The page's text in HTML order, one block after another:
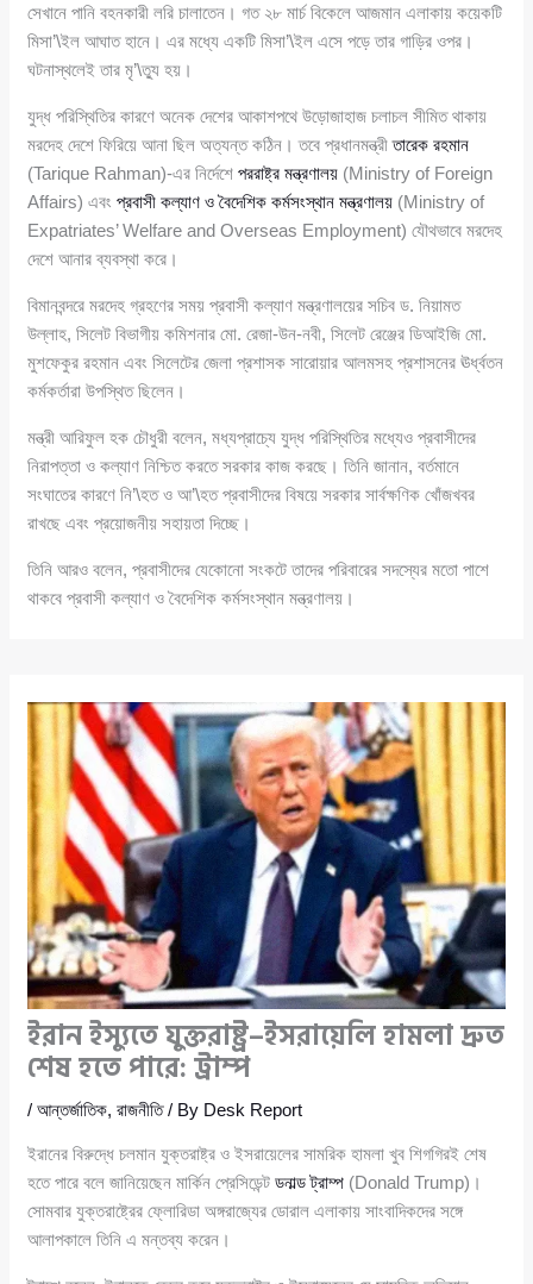
সেখানে পানি বহনকারী লরি চালাতেন। গত ২৮ মার্চ বিকেলে আজমান এলাকায় কয়েকটি
মিসা’\ইল আঘাত হানে। এর মধ্যে একটি মিসা’\ইল এসে পড়ে তার গাড়ির ওপর।
ঘটনাস্থলেই তার মৃ’\ত্যু হয়।
যুদ্ধ পরিস্থিতির কারণে অনেক দেশের আকাশপথে উড়োজাহাজ চলাচল সীমিত থাকায়
মরদেহ দেশে ফিরিয়ে আনা ছিল অত্যন্ত কঠিন। তবে প্রধানমন্ত্রীতারেক রহমান
(Tarique Rahman)-এর নির্দেশেপররাষ্ট্র মন্ত্রণালয় (Ministry of Foreign
Affairs) এবংপ্রবাসী কল্যাণ ও বৈদেশিক কর্মসংস্থান মন্ত্রণালয় (Ministry of
Expatriates’ Welfare and Overseas Employment) যৌথভাবে মরদেহ
দেশে আনার ব্যবস্থা করে।
বিমানবন্দরে মরদেহ গ্রহণের সময় প্রবাসী কল্যাণ মন্ত্রণালয়ের সচিব ড. নিয়ামত
উল্লাহ, সিলেট বিভাগীয় কমিশনার মো. রেজা-উন-নবী, সিলেট রেঞ্জের ডিআইজি মো.
মুশফেকুর রহমান এবং সিলেটের জেলা প্রশাসক সারোয়ার আলমসহ প্রশাসনের ঊর্ধ্বতন
কর্মকর্তারা উপস্থিত ছিলেন।
মন্ত্রী আরিফুল হক চৌধুরী বলেন, মধ্যপ্রাচ্যে যুদ্ধ পরিস্থিতির মধ্যেও প্রবাসীদের
নিরাপত্তা ও কল্যাণ নিশ্চিত করতে সরকার কাজ করছে। তিনি জানান, বর্তমানে
সংঘাতের কারণে নি’\হত ও আ’\হত প্রবাসীদের বিষয়ে সরকার সার্বক্ষণিক খোঁজখবর
রাখছে এবং প্রয়োজনীয় সহায়তা দিচ্ছে।
তিনি আরও বলেন, প্রবাসীদের যেকোনো সংকটে তাদের পরিবারের সদস্যের মতো পাশে
থাকবে প্রবাসী কল্যাণ ও বৈদেশিক কর্মসংস্থান মন্ত্রণালয়।
ইরান ইস্যুতে যুক্তরাষ্ট্র–ইসরায়েলি হামলা দ্রুত
শেষ হতে পারে: ট্রাম্প
/আন্তর্জাতিক,রাজনীতি/ By Desk Report
ইরানের বিরুদ্ধে চলমান যুক্তরাষ্ট্র ও ইসরায়েলের সামরিক হামলা খুব শিগগিরই শেষ
হতে পারে বলে জানিয়েছেন মার্কিন প্রেসিডেন্টডনাল্ড ট্রাম্প (Donald Trump)।
সোমবার যুক্তরাষ্ট্রের ফ্লোরিডা অঙ্গরাজ্যের ডোরাল এলাকায় সাংবাদিকদের সঙ্গে
আলাপকালে তিনি এ মন্তব্য করেন।